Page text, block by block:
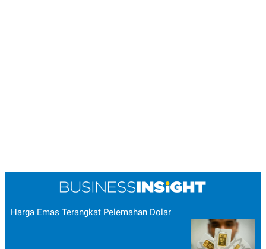
Harga Emas Terangkat Pelemahan Dolar